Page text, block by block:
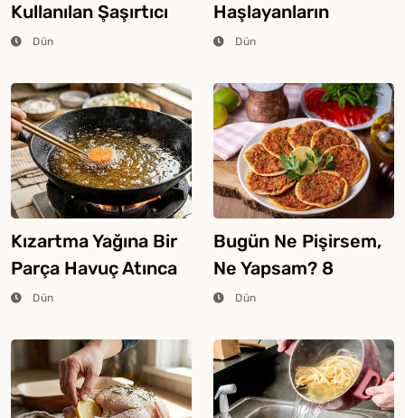
Kullanılan Şaşırtıcı
Ekmek Tekniği
Dün
Haşlayanların
Bilmesi Gereken
Dün
Kızartma Yağına Bir
Parça Havuç Atınca
Ne Olur?
Dün
Bugün Ne Pişirsem,
Ne Yapsam? 8
Ağustos 2026
Dün